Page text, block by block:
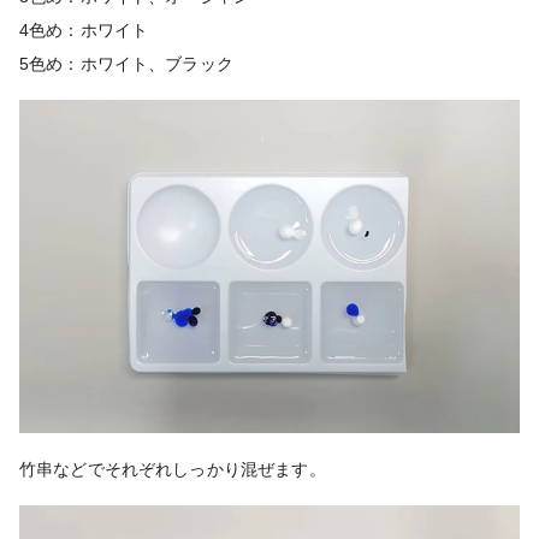
4色め：ホワイト
5色め：ホワイト、ブラック
竹串などでそれぞれしっかり混ぜます。